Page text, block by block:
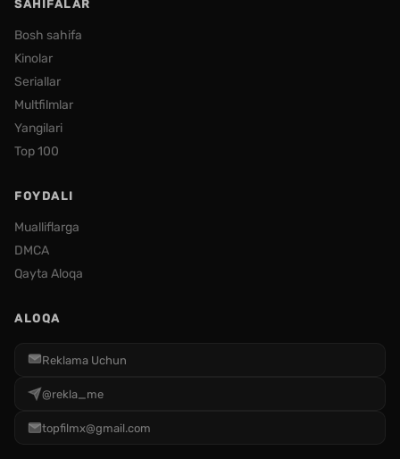
SAHIFALAR
Bosh sahifa
Kinolar
Seriallar
Multfilmlar
Yangilari
Top 100
FOYDALI
Mualliflarga
DMCA
Qayta Aloqa
ALOQA
Reklama Uchun
@rekla_me
topfilmx@gmail.com